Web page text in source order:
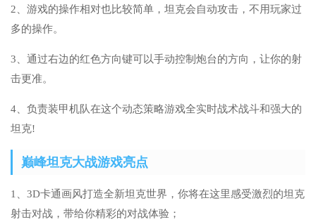
2、游戏的操作相对也比较简单，坦克会自动攻击，不用玩家过
多的操作。
3、通过右边的红色方向键可以手动控制炮台的方向，让你的射
击更准。
4、负责装甲机队在这个动态策略游戏全实时战术战斗和强大的
坦克!
巅峰坦克大战游戏亮点
1、3D卡通画风打造全新坦克世界，你将在这里感受激烈的坦克
射击对战，带给你精彩的对战体验；